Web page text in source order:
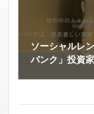
ソーシャルレ
バンク」投資